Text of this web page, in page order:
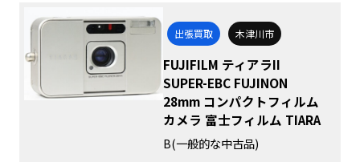
出張買取 木津川市
FUJIFILM ティアラII
SUPER-EBC FUJINON
28mm コンパクトフィルム
カメラ 富士フィルム TIARA
B(一般的な中古品)